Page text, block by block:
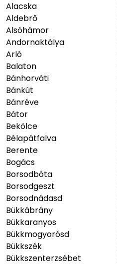
Alacska
Aldebrő
Alsóhámor
Andornaktálya
Arló
Balaton
Bánhorváti
Bánkút
Bánréve
Bátor
Bekölce
Bélapátfalva
Berente
Bogács
Borsodbóta
Borsodgeszt
Borsodnádasd
Bükkábrány
Bükkaranyos
Bükkmogyorósd
Bükkszék
Bükkszenterzsébet